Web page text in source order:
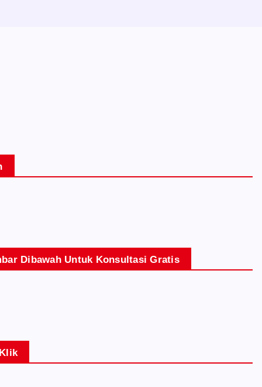
Dibawah Untuk Konsultasi Gratis